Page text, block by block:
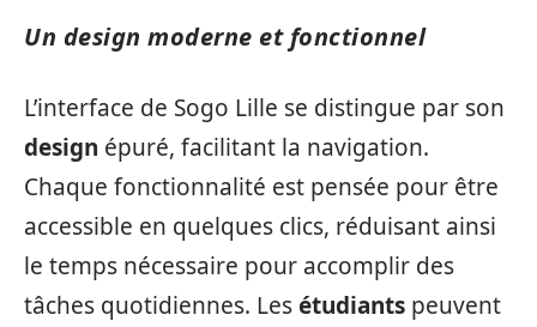
Un design moderne et fonctionnel
L’interface de Sogo Lille se distingue par son
design épuré, facilitant la navigation.
Chaque fonctionnalité est pensée pour être
accessible en quelques clics, réduisant ainsi
le temps nécessaire pour accomplir des
tâches quotidiennes. Lesétudiants peuvent